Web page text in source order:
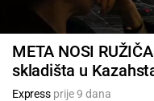
META NOSI
skladišta u
Expressprije 9 dana